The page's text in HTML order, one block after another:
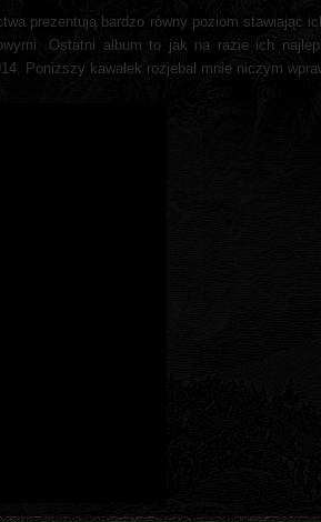
prezentują bardzo równy poziom stawiając
Ostatni album to jak na razie ich
Poniższy kawałek rozjebał mnie niczym